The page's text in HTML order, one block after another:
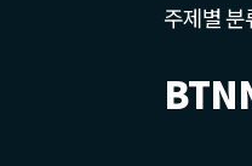
주제별 분